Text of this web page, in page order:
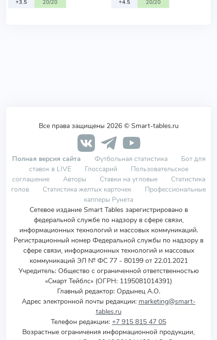
+3.5
20/20
+4.5
20/20
Все права защищены 2026 © Smart-tables.ru
Полная версия сайта Футбольная статистика
Бот для
ставок в LIVE
Глоссарий
Пользовательское
соглашение
Авторы Ставки на угловые
Статистика
голов
Статистика желтых карточек
Профессиональные
капперы Рунета
Сетевое издание Smart Tables зарегистрировано в
федеральной службе по надзору в сфере связи,
информационных технологий и массовых коммуникаций.
Регистрационный номер Федеральной службы по надзору в
сфере связи, информационных технологий и массовых
коммуникаций ЭЛ № ФС 77 - 80199 от 22.01.2021
Учредитель: Общество с ограниченной ответственностью
«Смарт Тейблс» (ОГРН: 1195081014391)
Главный редактор: Ордынец А.О.
Адрес электронной почты редакции: marketing@smart-
tables.ru
Телефон редакции: +7 915 815 47 05
Возрастные ограничения информационной продукции,